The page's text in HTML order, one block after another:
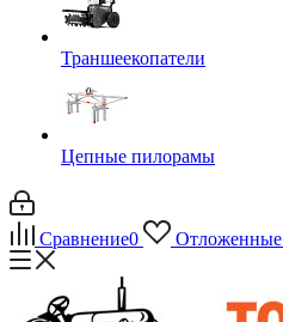
Траншеекопатели
Цепные пилорамы
Сравнение0 Отложенные